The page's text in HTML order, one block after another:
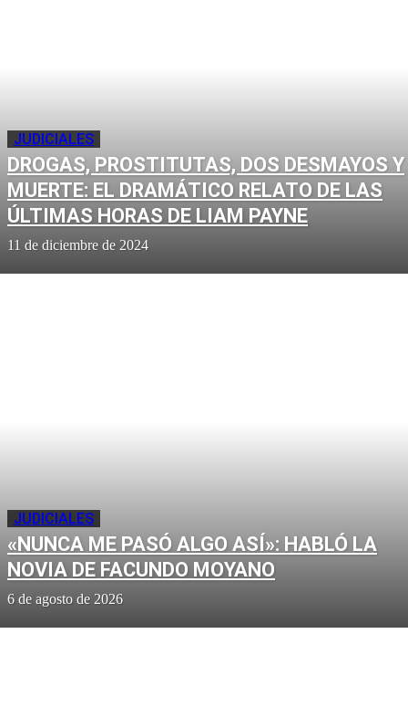
JUDICIALES
DROGAS, PROSTITUTAS, DOS DESMAYOS Y
MUERTE: EL DRAMÁTICO RELATO DE LAS
ÚLTIMAS HORAS DE LIAM PAYNE
11 de diciembre de 2024
JUDICIALES
«NUNCA ME PASÓ ALGO ASÍ»: HABLÓ LA
NOVIA DE FACUNDO MOYANO
6 de agosto de 2026